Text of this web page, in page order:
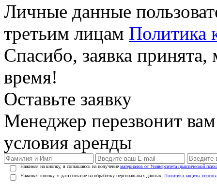
Личные данные
третьим лицам Политика
Спасибо, заявка
время!
Оставьте заявку
Менеджер перезвонит
условия аренды
Нажимая на кнопку, я соглашаюсь на получение материалов от Университета практической
Нажимая кнопку, я даю согласие на обработку персональных данных. Политика защиты